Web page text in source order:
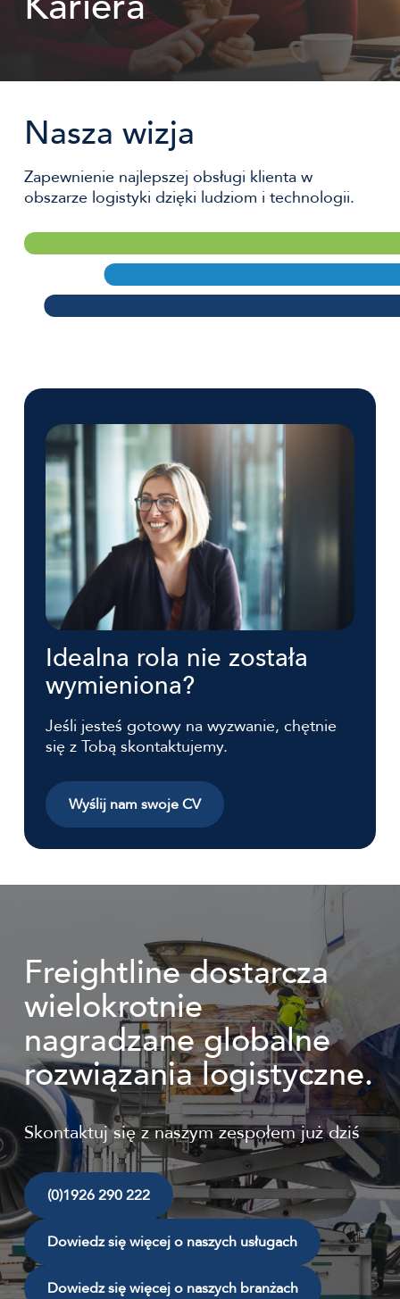
Nasza wizja
Zapewnienie najlepszej obsługi klienta w
obszarze logistyki dzięki ludziom i technologii.
Idealna rola nie została
wymieniona?
Jeśli jesteś gotowy na wyzwanie, chętnie
się z Tobą skontaktujemy.
Wyślij nam swoje CV
Freightline dostarcza
wielokrotnie
nagradzane globalne
rozwiązania logistyczne.
Skontaktuj się z naszym zespołem już dziś
(0)1926 290 222
Dowiedz się więcej o naszych usługach
Dowiedz się więcej o naszych branżach